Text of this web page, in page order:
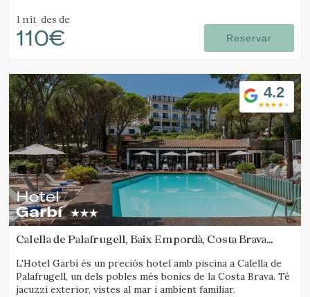
1 nit des de
110€ Reservar
4.2
Hotel
Garbí
Calella de Palafrugell, Baix Empordà, Costa Brava
L'Hotel Garbí és un preciós hotel amb piscina a Calella de
Palafrugell, un dels pobles més bonics de la Costa Brava. Té
jacuzzi exterior, vistes al mar i ambient familiar.